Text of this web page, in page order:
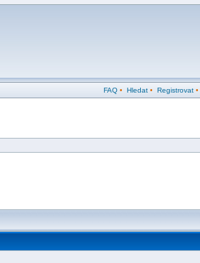
FAQ• Hledat• Registrovat•